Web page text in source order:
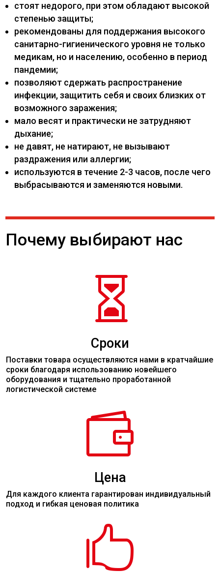
стоят недорого, при этом обладают высокой
степенью защиты;
рекомендованы для поддержания высокого
санитарно-гигиенического уровня не только
медикам, но и населению, особенно в период
пандемии;
позволяют сдержать распространение
инфекции, защитить себя и своих близких от
возможного заражения;
мало весят и практически не затрудняют
дыхание;
не давят, не натирают, не вызывают
раздражения или аллергии;
используются в течение 2-3 часов, после чего
выбрасываются и заменяются новыми.
Почему выбирают нас

Сроки
Поставки товара осуществляются нами в кратчайшие
сроки благодаря использованию новейшего
оборудования и тщательно проработанной
логистической системе

Цена
Для каждого клиента гарантирован индивидуальный
подход и гибкая ценовая политика
